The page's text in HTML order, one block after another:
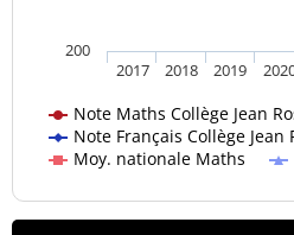
Note Maths Collège Jean
Note Français Collège Jean
Moy. nationale Maths
2017 2018 2019
200